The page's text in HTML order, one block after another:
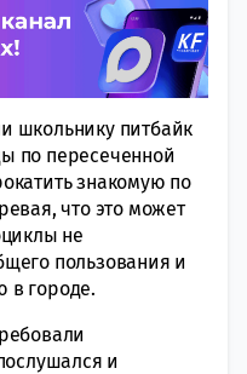
школьнику питбайк
по пересеченной
знакомую по
что это может
не
пользования и
в городе.
и